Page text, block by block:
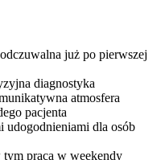
już po pierwszej
diagnostyka
atmosfera
pacjenta
udogodnieniami dla osób
praca w weekendy